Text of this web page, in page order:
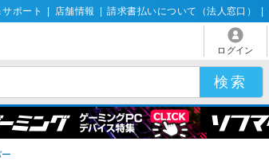
ポート 店舗情報 請求書払いについて（法人窓口）
ログイン